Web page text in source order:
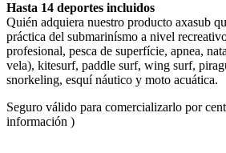
Hasta 14 deportes incluidos
Quién adquiera nuestro producto axasub
práctica del submarinísmo a nivel
profesional, pesca de superfície, apnea,
vela), kitesurf, paddle surf, wing surf,
snorkeling, esquí náutico y moto acuática.
Seguro válido para comercializarlo por
información )